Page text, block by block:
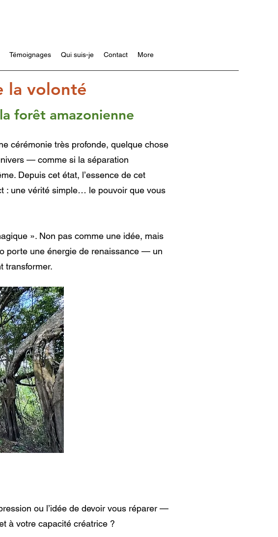
Témoignages Qui suis-je Contact More
la volonté
forêt amazonienne
cérémonie très profonde, quelque chose
— comme si la séparation
Depuis cet état, l’essence de cet
: une vérité simple… le pouvoir que vous
». Non pas comme une idée, mais
porte une énergie de renaissance — un
transformer.
ou l’idée de devoir vous réparer —
à votre capacité créatrice ?